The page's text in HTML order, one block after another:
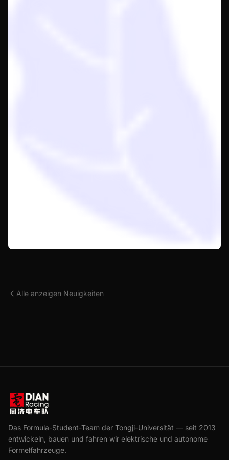
Alle anzeigen Neuigkeiten
Das Formula-Student-Team der Tongji-Universität — seit 2013
entwickeln, bauen und fahren wir elektrische und autonome
Formelfahrzeuge.